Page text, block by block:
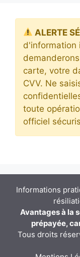
ALERTE
d'information
carte, votre
CVV. Ne
toute
officiel
Informations
Avantages à la
prépayée,
Tous droits